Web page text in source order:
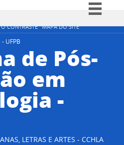
CONTRASTE MAPA DO SITE
Simplifique!
Participe
Legislação
Canais
UFPB
de Pós-
em
-
LETRAS E ARTES - CCHLA